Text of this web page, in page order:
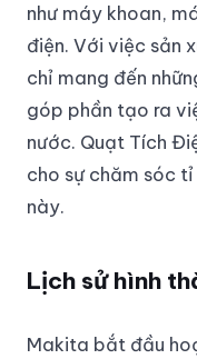
như máy khoan,
điện. Với việc sản
chỉ mang đến
góp phần tạo ra
nước. Quạt Tích
cho sự chăm sóc
này.
Lịch sử hình
Makita bắt đầu